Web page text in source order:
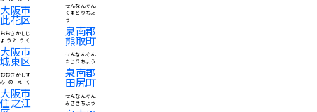
大阪市
此花区
大阪市
城東区
おおさかしじ
ょうとうく
大阪市
住之江
おおさかしす
みのえく
泉南郡
熊取町
せんなんぐん
くまとりちょ
う
泉南郡
田尻町
せんなんぐん
たじりちょう
せんなんぐん
みさきちょう